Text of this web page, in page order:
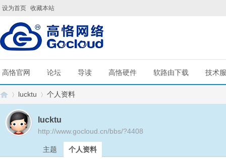
设为首页 收藏本站
高恪官网 论坛 导读 高恪硬件 软路由下载 技术
lucktu 个人资料
lucktu
http://www.gocloud.cn/bbs/?4408
主题 个人资料